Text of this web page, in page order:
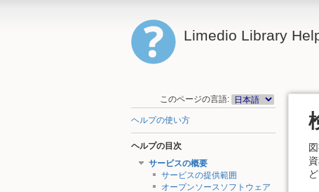
Limedio Library
このページの言語:
ヘルプの使い方
ヘルプの目次
サービスの概要
サービスの提供範囲
オープンソースソフトウェア